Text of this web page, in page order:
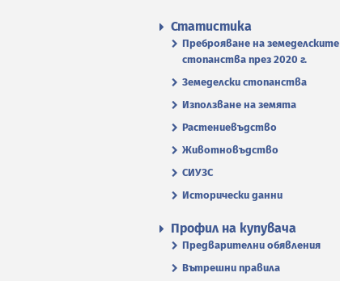
Статистика
Преброяване на земеделските
стопанства през 2020 г.
Земеделски стопанства
Използване на земята
Растениевъдство
Животновъдство
СИУЗС
Исторически данни
Профил на купувача
Предварителни обявления
Вътрешни правила